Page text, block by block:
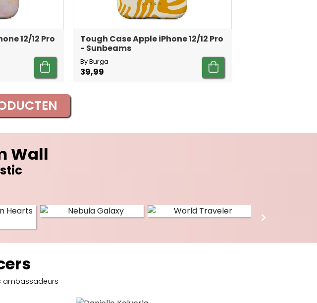
12/12 Pro
Tough Case Apple iPhone 12/12 Pro
- Sunbeams
By Burga
39,99
Wall
ambassadeurs